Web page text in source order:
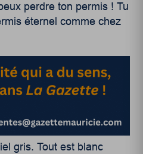
perdre ton permis ! Tu
éternel comme chez
gris. Tout est blanc